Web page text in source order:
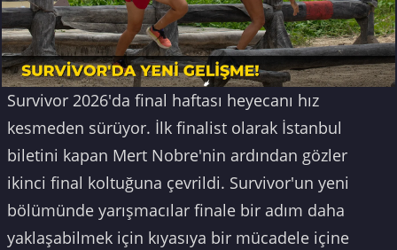
Survivor 2026'da final haftası heyecanı hız
kesmeden sürüyor. İlk finalist olarak İstanbul
biletini kapan Mert Nobre'nin ardından gözler
ikinci final koltuğuna çevrildi. Survivor'un yeni
bölümünde yarışmacılar finale bir adım daha
yaklaşabilmek için kıyasıya bir mücadele içine